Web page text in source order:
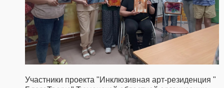
Участники проекта "Инклюзивная арт-резиденция "